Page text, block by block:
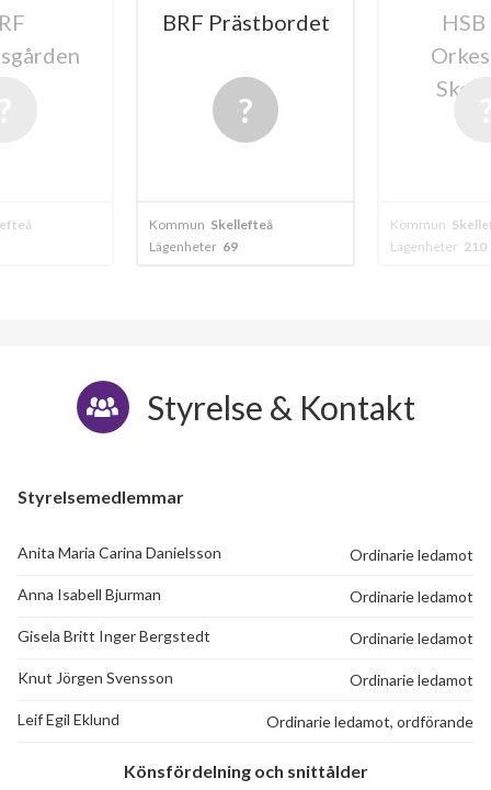
BRF Prästbordet
Kommun Skellefteå
Lägenheter 69
HSB
Kommun
Lägenheter 210
Styrelse & Kontakt
Styrelsemedlemmar
Anita Maria Carina Danielsson Ordinarie ledamot
Anna Isabell Bjurman Ordinarie ledamot
Gisela Britt Inger Bergstedt Ordinarie ledamot
Knut Jörgen Svensson Ordinarie ledamot
Leif Egil Eklund Ordinarie ledamot, ordförande
Könsfördelning och snittålder